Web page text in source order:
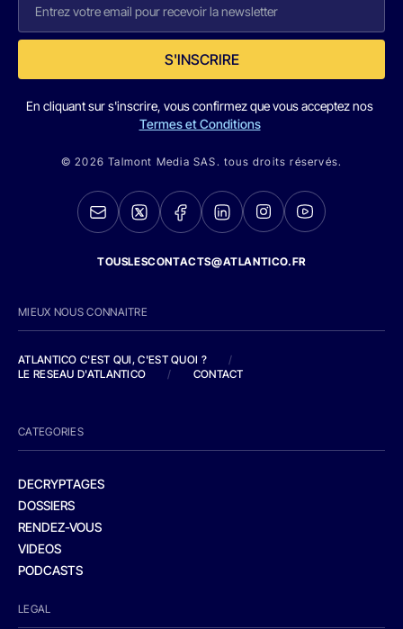
S'INSCRIRE
En cliquant sur s'inscrire, vous confirmez que vous acceptez nos
Termes et Conditions
© 2026 Talmont Media SAS. tous droits réservés.
TOUSLESCONTACTS@ATLANTICO.FR
MIEUX NOUS CONNAITRE
ATLANTICO C'EST QUI, C'EST QUOI ?
/
LE RESEAU D'ATLANTICO
/ CONTACT
CATEGORIES
DECRYPTAGES
DOSSIERS
RENDEZ-VOUS
VIDEOS
PODCASTS
LEGAL